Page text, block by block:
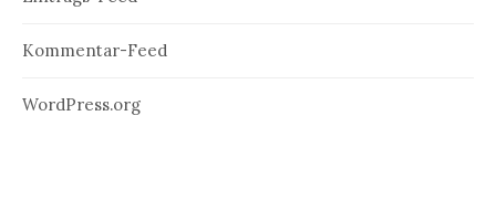
Kommentar-Feed
WordPress.org